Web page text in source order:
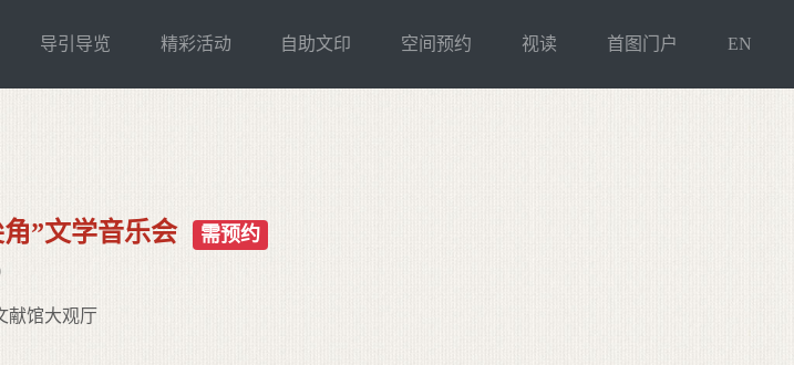
导引导览 精彩活动 自助文印 空间预约 视读 首图门户 EN
”文学音乐会 需预约
献馆大观厅